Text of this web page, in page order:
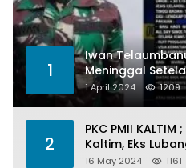
1
Iwan
Meninggal
1 April 2024 1209
2
PKC PMII
Kaltim, Eks
Menelan Korban
16 May 2024 1161